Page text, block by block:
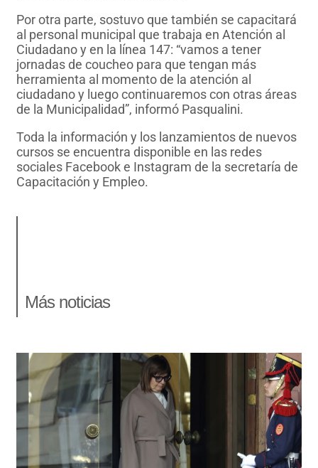
Por otra parte, sostuvo que también se capacitará
al personal municipal que trabaja en Atención al
Ciudadano y en la línea 147: “vamos a tener
jornadas de coucheo para que tengan más
herramienta al momento de la atención al
ciudadano y luego continuaremos con otras áreas
de la Municipalidad”, informó Pasqualini.
Toda la información y los lanzamientos de nuevos
cursos se encuentra disponible en las redes
sociales Facebook e Instagram de la secretaría de
Capacitación y Empleo.
Más noticias